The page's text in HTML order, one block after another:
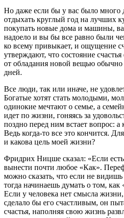
Но даже если бы у вас было много
отдыхать круглый год на лучших
покупать новые дома и машины,
надоело и вы бы все равно были
ко всему привыкает, и ощущение
утверждают, что состояние
от обладания новой вещью обычно
дней.
Все люди, так или иначе, не
Богатые хотят стать молодыми,
одинокие мечтают о семье, а
идет по жизни, гоняясь за
поздно перед ним встает вопрос:
Ведь когда-то все это кончится.
и какова цель моей жизни?
Фридрих Ницше сказал: «Если
вынести почти любое «Как».
можно сказать, что если не
тогда начинаешь думать о том,
Если у человека нет смысла
сделало бы его счастливым, он
счастья, наполняя свою жизнь